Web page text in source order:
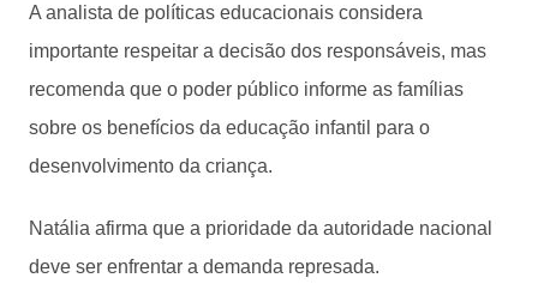
A analista de políticas educacionais considera
importante respeitar a decisão dos responsáveis, mas
recomenda que o poder público informe as famílias
sobre os benefícios da educação infantil para o
desenvolvimento da criança.
Natália afirma que a prioridade da autoridade nacional
deve ser enfrentar a demanda represada.